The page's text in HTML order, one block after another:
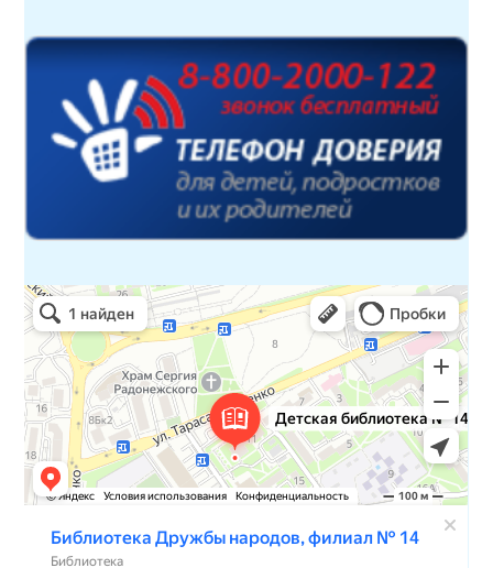
Детская библиотека № 14 Дружбы народов
Библиотека в Севастополе